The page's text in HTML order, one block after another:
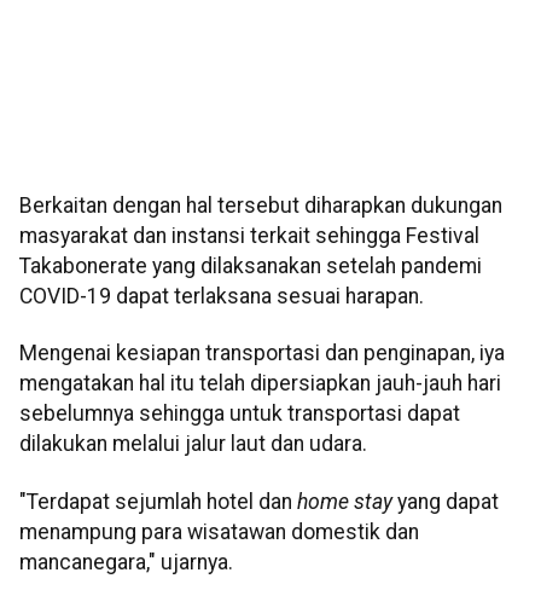
Berkaitan dengan hal tersebut diharapkan dukungan
masyarakat dan instansi terkait sehingga Festival
Takabonerate yang dilaksanakan setelah pandemi
COVID-19 dapat terlaksana sesuai harapan.
Mengenai kesiapan transportasi dan penginapan, iya
mengatakan hal itu telah dipersiapkan jauh-jauh hari
sebelumnya sehingga untuk transportasi dapat
dilakukan melalui jalur laut dan udara.
"Terdapat sejumlah hotel dan home stayyang dapat
menampung para wisatawan domestik dan
mancanegara," ujarnya.